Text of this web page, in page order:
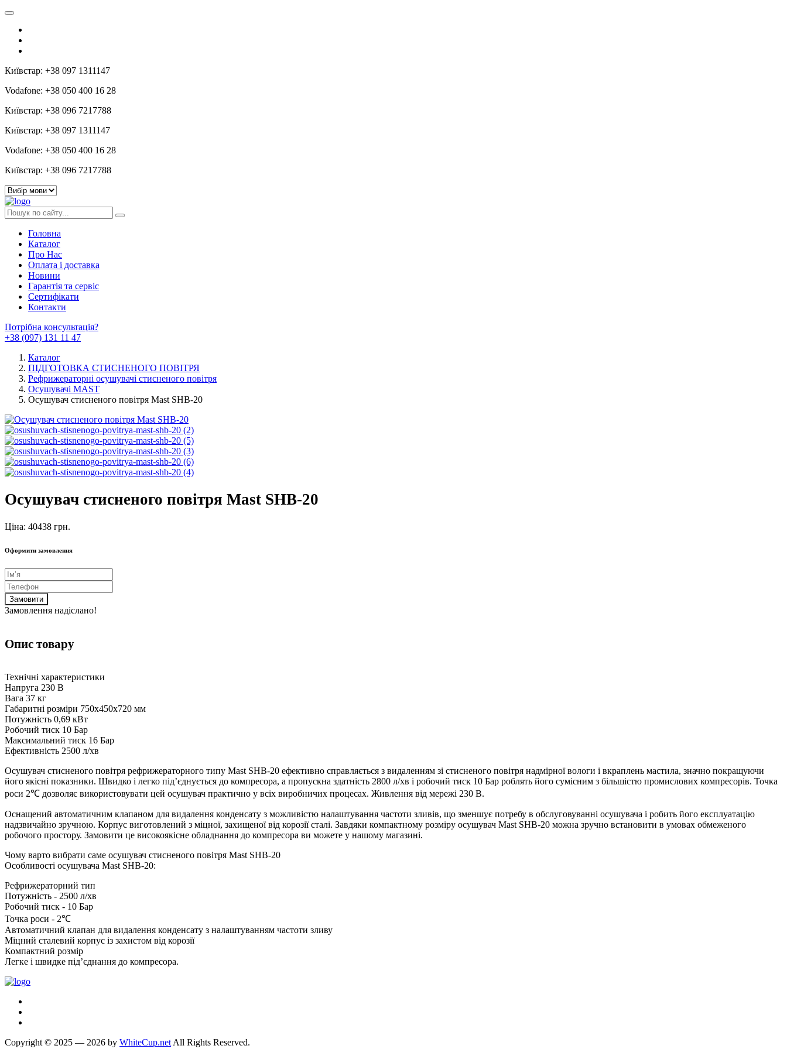
Київстар: +38 097 1311147
Vodafone: +38 050 400 16 28
Київстар: +38 096 7217788
Київстар: +38 097 1311147
Vodafone: +38 050 400 16 28
Київстар: +38 096 7217788
Головна
Каталог
Про Нас
Оплата і доставка
Новини
Гарантія та сервіс
Сертифікати
Контакти
Потрібна консультація?
+38 (097) 131 11 47
Каталог
ПІДГОТОВКА СТИСНЕНОГО ПОВІТРЯ
Рефрижераторні осушувачі стисненого повітря
Осушувачі MAST
Осушувач стисненого повітря Mast SHB-20
Осушувач стисненого повітря Mast SHB-20
Ціна: 40438 грн.
Оформити замовлення
Замовити
Замовлення надіслано!
Опис товару
Технічні характеристики
Напруга 230 В
Вага 37 кг
Габаритні розміри 750x450x720 мм
Потужність 0,69 кВт
Робочий тиск 10 Бар
Максимальний тиск 16 Бар
Ефективність 2500 л/хв
Осушувач стисненого повітря рефрижераторного типу Mast SHB-20 ефективно справляється з видаленням зі стисненого повітря надмірної вологи і вкраплень мастила, значно покращуючи
його якісні показники. Швидко і легко під’єднується до компресора, а пропускна здатність 2800 л/хв і робочий тиск 10 Бар роблять його сумісним з більшістю промислових компресорів. Точка
роси 2℃ дозволяє використовувати цей осушувач практично у всіх виробничих процесах. Живлення від мережі 230 В.
Оснащений автоматичним клапаном для видалення конденсату з можливістю налаштування частоти зливів, що зменшує потребу в обслуговуванні осушувача і робить його експлуатацію
надзвичайно зручною. Корпус виготовлений з міцної, захищеної від корозії сталі. Завдяки компактному розміру осушувач Mast SHB-20 можна зручно встановити в умовах обмеженого
робочого простору. Замовити це високоякісне обладнання до компресора ви можете у нашому магазині.
Чому варто вибрати саме осушувач стисненого повітря Mast SHB-20
Особливості осушувача Mast SHB-20:
Рефрижераторний тип
Потужність - 2500 л/хв
Робочий тиск - 10 Бар
Точка роси - 2℃
Автоматичний клапан для видалення конденсату з налаштуванням частоти зливу
Міцний сталевий корпус із захистом від корозії
Компактний розмір
Легке і швидке під’єднання до компресора.
Copyright © 2025 — 2026 by WhiteCup.netAll Rights Reserved.